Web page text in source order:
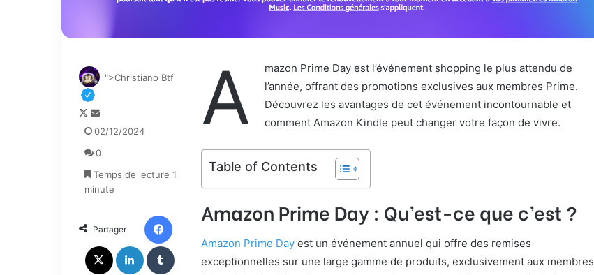
A
mazon Prime Day est l’événement shopping le plus attendu de
l’année, offrant des promotions exclusives aux membres Prime.
Découvrez les avantages de cet événement incontournable et
comment Amazon Kindle peut changer votre façon de vivre.
Table of Contents
Amazon Prime Day : Qu’est-ce que c’est ?
Amazon Prime Day est un événement annuel qui offre des remises
exceptionnelles sur une large gamme de produits, exclusivement aux membres
">Christiano Btf
F
o
l
o
w
X
n
o
y
e
n
c
o
02/12/2024
0
Temps de lecture 1
minute
Partager